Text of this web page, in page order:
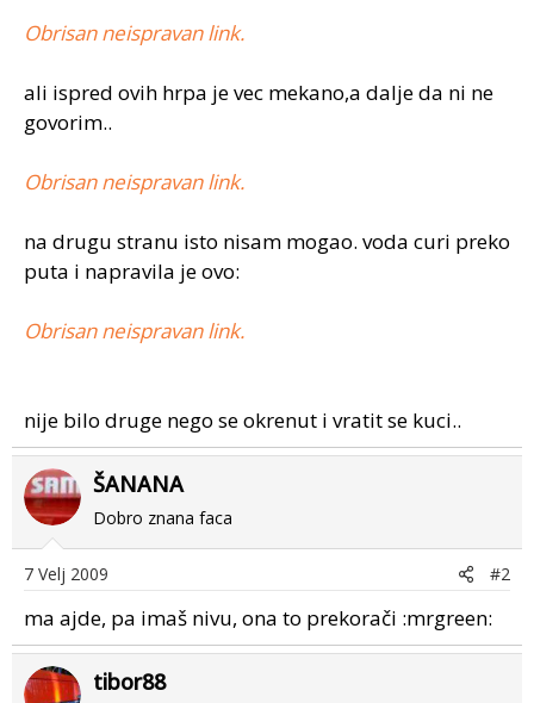
Obrisan neispravan link.
ali ispred ovih hrpa je vec mekano,a dalje da ni ne
govorim..
Obrisan neispravan link.
na drugu stranu isto nisam mogao. voda curi preko
puta i napravila je ovo:
Obrisan neispravan link.
nije bilo druge nego se okrenut i vratit se kuci..
ŠANANA
Dobro znana faca
7 Velj 2009 #2
ma ajde, pa imaš nivu, ona to prekorači :mrgreen:
tibor88